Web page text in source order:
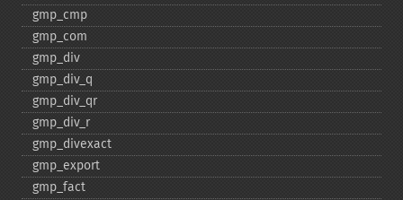
gmp_​cmp
gmp_​com
gmp_​div
gmp_​div_​q
gmp_​div_​qr
gmp_​div_​r
gmp_​divexact
gmp_​export
gmp_​fact